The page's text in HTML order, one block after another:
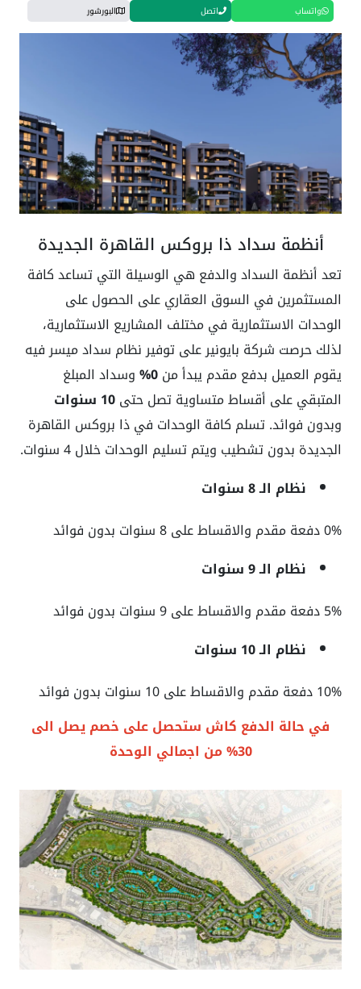
واتساب اتصل البورشور
أنظمة سداد ذا بروكس القاهرة الجديدة
تعد أنظمة السداد والدفع هي الوسيلة التي تساعد كافة
المستثمرين في السوق العقاري على الحصول على
الوحدات الاستثمارية في مختلف المشاريع الاستثمارية،
لذلك حرصت شركة بايونير على توفير نظام سداد ميسر فيه
يقوم العميل بدفع مقدم يبدأ من0%
وسداد المبلغ
المتبقي على أقساط متساوية تصل حتى10 سنوات
وبدون فوائد. تسلم كافة الوحدات في ذا بروكس القاهرة
الجديدة بدون تشطيب ويتم تسليم الوحدات خلال 4 سنوات.
نظام الـ 8 سنوات
0% دفعة مقدم والاقساط على 8 سنوات بدون فوائد
نظام الـ 9 سنوات
5% دفعة مقدم والاقساط على 9 سنوات بدون فوائد
نظام الـ 10 سنوات
10% دفعة مقدم والاقساط على 10 سنوات بدون فوائد
في حالة الدفع كاش ستحصل على خصم يصل الى
30% من اجمالي الوحدة